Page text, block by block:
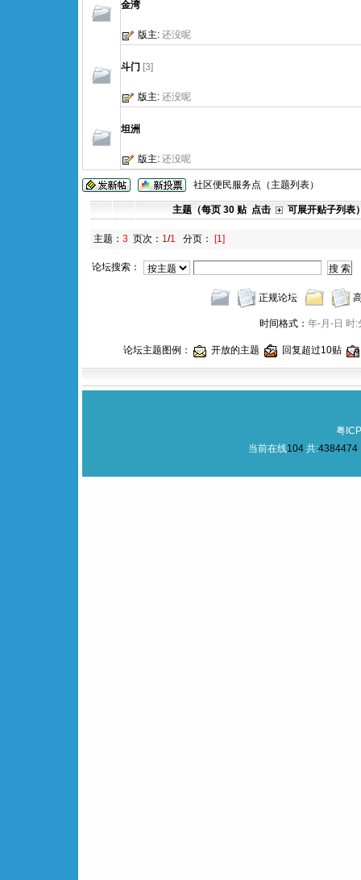
金湾
版主: 还没呢
斗门 [3]
版主: 还没呢
坦洲
版主: 还没呢
社区便民服务点（主题列表）
主题（每页 30 贴 点击 可展开贴子列表
主题： 3页次： 1/1 分页： [1]
论坛搜索：
正规论坛
时间格式： 年-月-日 时:
论坛主题图例： 开放的主题 回复超过10贴
粤
当前在线104 共:4384474